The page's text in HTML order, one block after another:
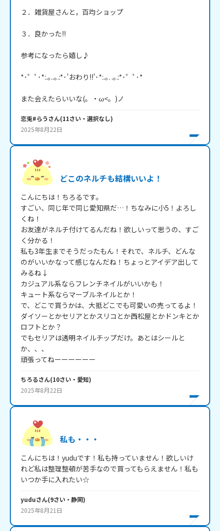
２．雑貨屋さんと，百均ショップ
３．良かった!!
参考になったら嬉し♪
*･゜ﾟ･*:.｡..｡.:*･'おわり!!'･*:.｡. .｡.:*･゜ﾟ･*
また会えたらいいな(。・ω<。)ノ
恋兎#らうさん(11さい・ 選択なし)
2025年8月22日
どこのネルチも結構いいよ！
こんにちは！ちろるです。
すごい、同じ年で同じ愛知県だ…！ちなみに小5！よろし
くね！
お友達がネルチ付けてるんだね！欲しいって思うの、すご
く分かる！
私も3年生までそうだったもん！それで、ネルチ、どんな
のがいいかなって感じなんだね！ちょっとアイデア出して
みるね↓
カジュアル系ならフレンチネイルがいいかも！
キュート系ならマーブルネイルとか！
で、どこで買うかは、大抵どこでも可愛いの売ってるよ！
ダイソーとかセリアとかスリコとか西松屋とかドンキとか
ロフトとか？
でもセリアは透明ネイルチップだけ。あとはシールと
か、、、
頑張ってねーーーーーー
ちろるさん(10さい・ 愛知)
2025年8月22日
私も・・・
こんにちは！yuduです！私も持っていません！欲しいけ
れど私は整理整頓が苦手なので買ってもらえません！私も
いつか手に入れたい☆
yuduさん(9さい・ 静岡)
2025年8月21日